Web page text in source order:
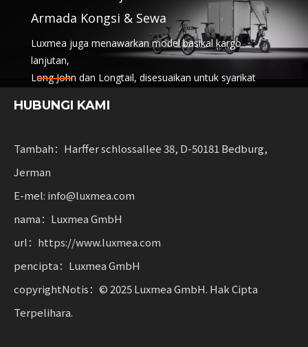
Armada Kongsi & Sewa
Luxmea juga menawarkan model basikal kargo
lanjutan,
Long John dan Longtail, disesuaikan untuk syarikat
perkhidmatan perkongsian dan armada sewa.
dengan fleksibiliti untuk perniagaan meningkatkan
HUBUNGI KAMI
Tambah：Harffer schlossallee 38, D-50181 Bedburg,
Jerman
E-mel: info@luxmea.com
nama：Luxmea GmbH
url：https://www.luxmea.com
pencipta：Luxmea GmbH
copyrightNotis：© 2025 Luxmea GmbH. Hak Cipta
Terpelihara.